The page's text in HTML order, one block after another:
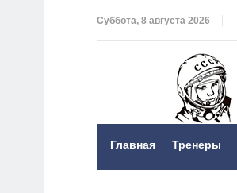
Суббота, 8 августа 2026
Главная Тренеры